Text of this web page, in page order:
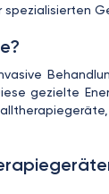
gezielte